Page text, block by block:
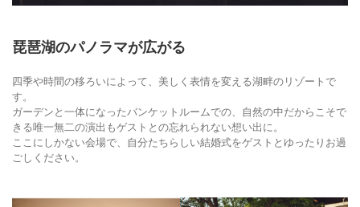
琵琶湖のパノラマが広がる
四季や時間の移ろいによって、美しく表情を変える湖畔のリゾートで
す。
ガーデンと一体になったバンケットルームでの、自然の中だからこそで
きる唯一無二の演出もゲストとの忘れられない想い出に。
ここにしかない会場で、自分たちらしい結婚式をゲストとゆったりお過
ごしください。